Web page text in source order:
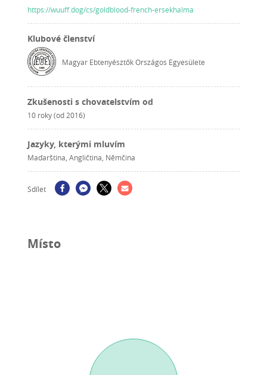
https://wuuff.dog/cs/goldblood-french-ersekhalma
Klubové členství
Magyar Ebtenyésztők Országos Egyesülete
Zkušenosti s chovatelstvím od
10 roky (od 2016)
Jazyky, kterými mluvím
Maďarština, Angličtina, Němčina
Sdílet
Místo